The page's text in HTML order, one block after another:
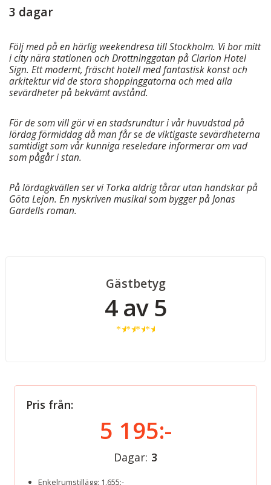
3 dagar
Följ med på en härlig weekendresa till Stockholm. Vi bor mitt
i city nära stationen och Drottninggatan på Clarion Hotel
Sign. Ett modernt, fräscht hotell med fantastisk konst och
arkitektur vid de stora shoppinggatorna och med alla
sevärdheter på bekvämt avstånd.
För de som vill gör vi en stadsrundtur i vår huvudstad på
lördag förmiddag då man får se de viktigaste sevärdheterna
samtidigt som vår kunniga reseledare informerar om vad
som pågår i stan.
På lördagkvällen ser vi Torka aldrig tårar utan handskar på
Göta Lejon. En nyskriven musikal som bygger på Jonas
Gardells roman.
Gästbetyg
4 av 5
★★★★
Pris från:
5 195:-
Dagar: 3
Enkelrumstillägg: 1.655:-